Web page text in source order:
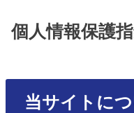
個人情報保護
当サイトに